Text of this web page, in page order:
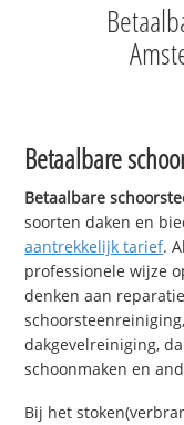
Betaalbare
Betaalbare
soorten daken en
aantrekkelijk tarief.
professionele wijze
denken aan
dakgevelreiniging,
schoonmaken en
Bij het